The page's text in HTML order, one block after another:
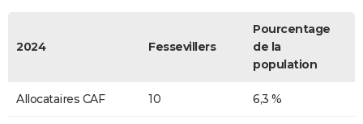
2024 Fessevillers
Pourcentage
de la
population
Allocataires CAF 10 6,3 %